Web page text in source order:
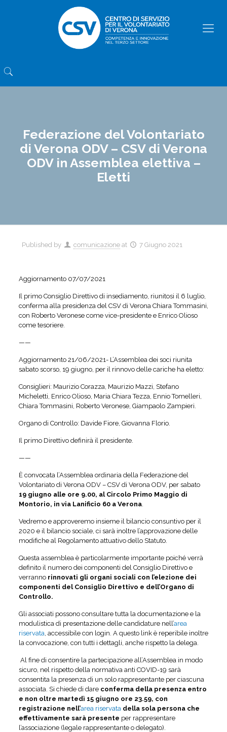
Federazione del Volontariato
di Verona ODV – CSV di Verona
ODV in Assemblea elettiva –
Eletti
Published by comunicazione at 7 Giugno 2021
Aggiornamento 07/07/2021
Il primo Consiglio Direttivo di insediamento, riunitosi il 6 luglio,
conferma alla presidenza del CSV di Verona Chiara Tommasini,
con Roberto Veronese come vice-presidente e Enrico Olioso
come tesoriere.
——
Aggiornamento 21/06/2021- L’Assemblea dei soci riunita
sabato scorso, 19 giugno, per il rinnovo delle cariche ha eletto:
Consiglieri: Maurizio Corazza, Maurizio Mazzi, Stefano
Micheletti, Enrico Olioso, Maria Chiara Tezza, Ennio Tomelleri,
Chiara Tommasini, Roberto Veronese, Giampaolo Zampieri.
Organo di Controllo: Davide Fiore, Giovanna Florio.
Il primo Direttivo definirà il presidente.
——
È convocata l’Assemblea ordinaria della Federazione del
Volontariato di Verona ODV – CSV di Verona ODV, per sabato
19 giugno alle ore 9.00, al Circolo Primo Maggio di
Montorio, in via Lanificio 60 a Verona.
Vedremo e approveremo insieme il bilancio consuntivo per il
2020 e il bilancio sociale, ci sarà inoltre l’approvazione delle
modifiche al Regolamento attuativo dello Statuto.
Questa assemblea è particolarmente importante poiché verrà
definito il numero dei componenti del Consiglio Direttivo e
verranno rinnovati gli organi sociali con l’elezione dei
componenti del Consiglio Direttivo e dell’Organo di
Controllo.
Gli associati possono consultare tutta la documentazione e la
modulistica di presentazione delle candidature nell’area
riservata, accessibile con login. A questo link è reperibile inoltre
la convocazione, con tutti i dettagli, anche rispetto la delega.
Al fine di consentire la partecipazione all’Assemblea in modo
sicuro, nel rispetto della normativa anti COVID-19 sarà
consentita la presenza di un solo rappresentante per ciascuna
associata. Si chiede di dare conferma della presenza entro
e non oltre martedì 15 giugno ore 23.59, con
registrazione nell’area riservata della sola persona che
effettivamente sarà presente per rappresentare
l’associazione (legale rappresentante o delegato).